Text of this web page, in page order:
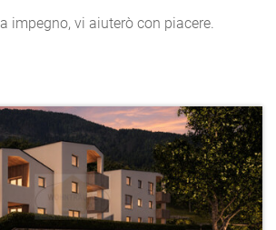
impegno, vi aiuterò con piacere.